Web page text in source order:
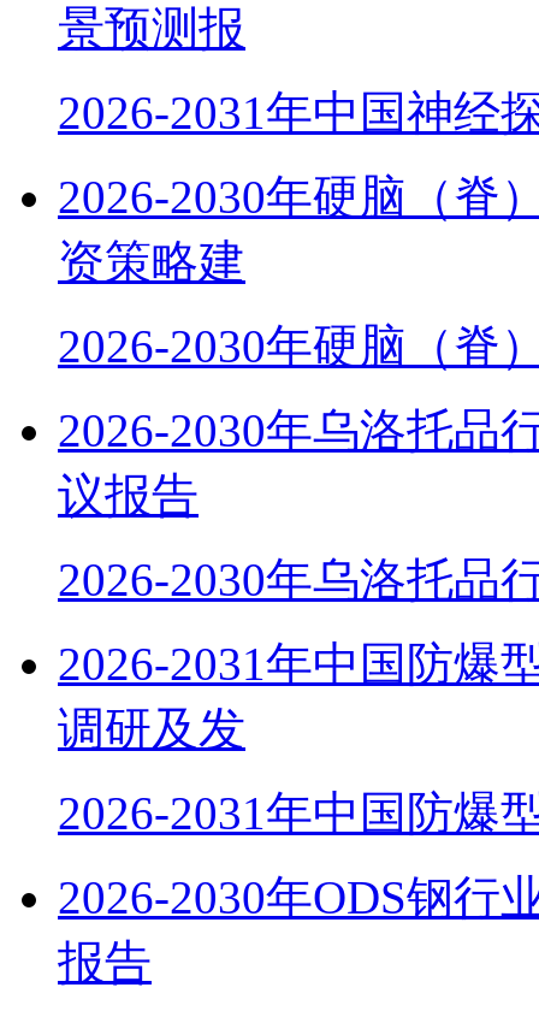
景预测报
2026-2031年中国神经
2026-2030年硬脑（脊
资策略建
2026-2030年硬脑（脊
2026-2030年乌洛托品
议报告
2026-2030年乌洛托品
2026-2031年中国防爆
调研及发
2026-2031年中国防爆
2026-2030年ODS钢行
报告